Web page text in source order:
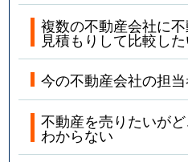
複数の不動産会社に
見積もりして比較し
今の不動産会社の担
不動産を売りたいが
わからない